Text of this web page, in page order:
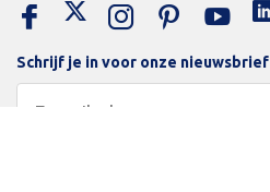
Schrijf je in voor onze nieuwsbrief